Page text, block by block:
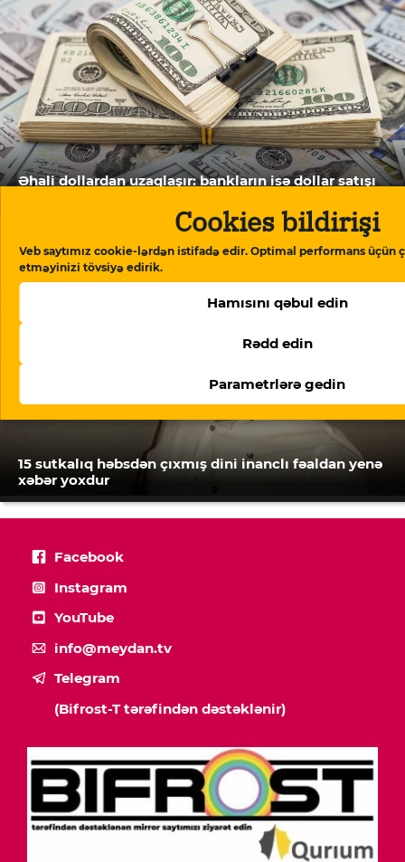
Cookies bildirişi
Veb saytımız cookie-lərdən istifadə edir. Optimal performans üçün
etməyinizi tövsiyə edirik.
Hamısını qəbul edin
Rədd edin
Parametrlərə gedin
Əhali dollardan uzaqlaşır: bankların isə dollar satışı
15 sutkalıq həbsdən çıxmış dini inanclı fəaldan yenə
xəbər yoxdur
Facebook
Instagram
YouTube
info@meydan.tv
Telegram
(Bifrost-T tərəfindən dəstəklənir)